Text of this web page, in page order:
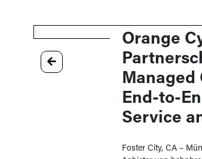
Orange
Managed
End-to-
Service
Foster City, CA –